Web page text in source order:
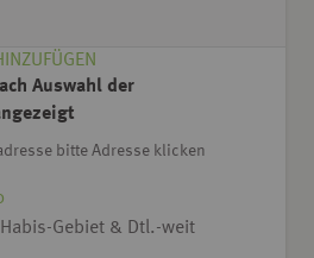
Auswahl der
bitte Adresse klicken
Gebiet & Dtl.-weit